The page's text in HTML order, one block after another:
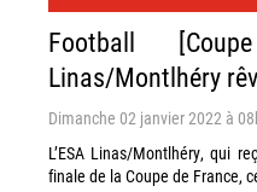
Football
Linas/Montlhéry
Dimanche 02 janvier 2022 à
L’ESA Linas/Montlhéry, qui
finale de la Coupe de France,